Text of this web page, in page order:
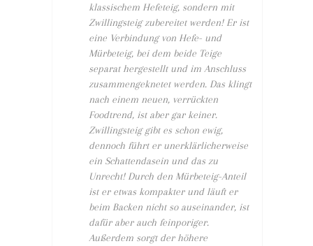
klassischem Hefeteig, sondern mit
Zwillingsteig zubereitet werden! Er ist
eine Verbindung von Hefe- und
Mürbeteig, bei dem beide Teige
separat hergestellt und im Anschluss
zusammengeknetet werden. Das klingt
nach einem neuen, verrückten
Foodtrend, ist aber gar keiner.
Zwillingsteig gibt es schon ewig,
dennoch führt er unerklärlicherweise
ein Schattendasein und das zu
Unrecht! Durch den Mürbeteig-Anteil
ist er etwas kompakter und läuft er
beim Backen nicht so auseinander, ist
dafür aber auch feinporiger.
Außerdem sorgt der höhere